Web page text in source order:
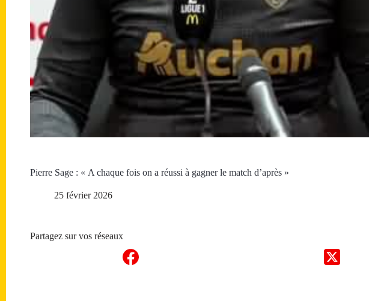
Pierre Sage : « A chaque fois on a réussi à gagner le match d’après »
25 février 2026
Partagez sur vos réseaux